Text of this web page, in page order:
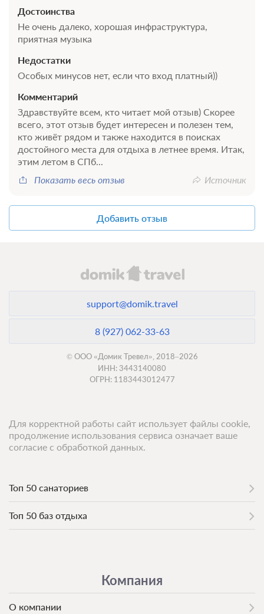
Достоинства
Не очень далеко, хорошая инфраструктура,
приятная музыка
Недостатки
Особых минусов нет, если что вход платный))
Комментарий
Здравствуйте всем, кто читает мой отзыв) Скорее
всего, этот отзыв будет интересен и полезен тем,
кто живёт рядом и также находится в поисках
достойного места для отдыха в летнее время. Итак,
этим летом в СПб...
Показать весь отзыв
Источник
Добавить отзыв
support@domik.travel
8 (927) 062-33-63
© ООО «Домик Тревел», 2018–2026
ИНН: 3443140080
ОГРН: 1183443012477
Топ 50 санаториев
Топ 50 баз отдыха
Компания
О компании
Для корректной работы сайт использует файлы cookie,
продолжение использования сервиса означает ваше
согласие с обработкой данных.